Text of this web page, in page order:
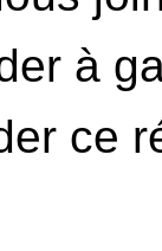
à
ce